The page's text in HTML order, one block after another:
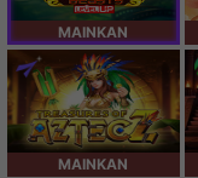
MAINKAN
MAINKAN